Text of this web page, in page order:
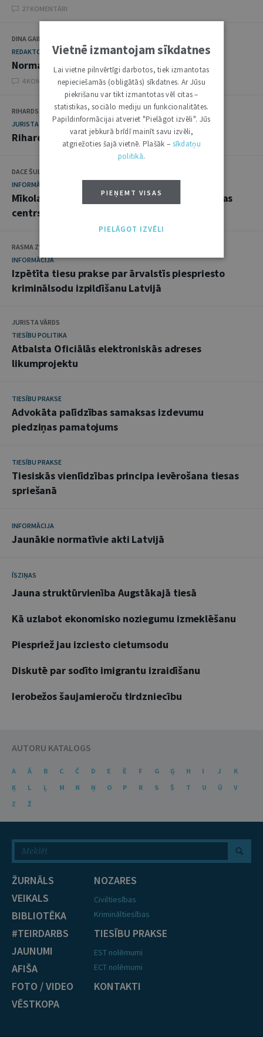
27 KOMENTĀRI
DINA GAILĪTE
REDAKTORA SLEJA
Normatīvā migla
4 KOMENTĀRI
RIHARDS GULBIS
JURISTA VIZĪTKARTE
Rihards Gulbis
DACE ŠULMANE
INFORMĀCIJA
Mīkola Romera universitātē – jauns pētniecības
centrs
RASMA ZVEJNIECE, AUGSTĀKĀ TIESA
INFORMĀCIJA
Izpētīta tiesu prakse par ārvalstīs piespriesto
kriminālsodu izpildīšanu Latvijā
JURISTA VĀRDS
TIESĪBU POLITIKA
Atbalsta Oficiālās elektroniskās adreses
likumprojektu
TIESĪBU PRAKSE
Advokāta palīdzības samaksas izdevumu
piedziņas pamatojums
TIESĪBU PRAKSE
Tiesiskās vienlīdzības principa ievērošana tiesas
spriešanā
INFORMĀCIJA
Jaunākie normatīvie akti Latvijā
ĪSZIŅAS
Jauna struktūrvienība Augstākajā tiesā
Kā uzlabot ekonomisko noziegumu izmeklēšanu
Piespriež jau izciesto cietumsodu
Diskutē par sodīto imigrantu izraidīšanu
Ierobežos šaujamieroču tirdzniecību
AUTORU KATALOGS
A Ā B C Č D E Ē F G Ģ H I J
K
Ķ
L Ļ M N Ņ O P R S Š T U Ū
V
Z
Ž
ŽURNĀLS
VEIKALS
BIBLIOTĒKA
#TEIRDARBS
JAUNUMI
AFIŠA
FOTO / VIDEO
VĒSTKOPA
NOZARES
Civiltiesības
Krimināltiesības
TIESĪBU PRAKSE
EST nolēmumi
ECT nolēmumi
KONTAKTI
Vietnē izmantojam sīkdatnes
Lai vietne pilnvērtīgi darbotos, tiek izmantotas
nepieciešamās (obligātās) sīkdatnes. Ar Jūsu
piekrišanu var tikt izmantotas vēl citas –
statistikas, sociālo mediju un funkcionalitātes.
Papildinformācijai atveriet "Pielāgot izvēli". Jūs
varat jebkurā brīdī mainīt savu izvēli,
atgriežoties šajā vietnē. Plašāk – sīkdatņu
politikā.
PIEŅEMT VISAS
PIELĀGOT IZVĒLI